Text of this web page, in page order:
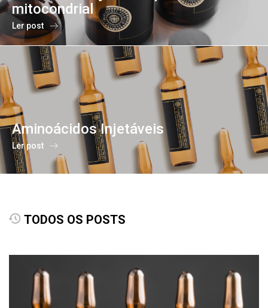
mitocondrial
Ler post
Aminoácidos Injetáveis
Ler post
TODOS OS POSTS